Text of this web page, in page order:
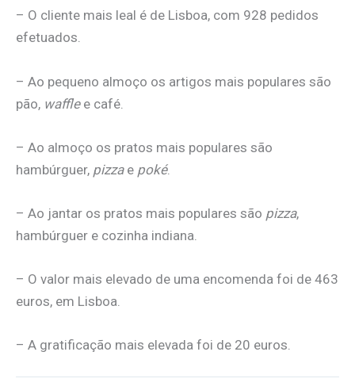
– O cliente mais leal é de Lisboa, com 928 pedidos
efetuados.
– Ao pequeno almoço os artigos mais populares são
pão, wafflee café.
– Ao almoço os pratos mais populares são
hambúrguer, pizzae poké.
– Ao jantar os pratos mais populares são pizza,
hambúrguer e cozinha indiana.
– O valor mais elevado de uma encomenda foi de 463
euros, em Lisboa.
– A gratificação mais elevada foi de 20 euros.